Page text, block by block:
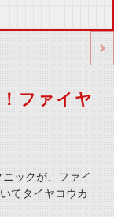
ファイヤ
ックが、ファイ
て タイヤコウカ